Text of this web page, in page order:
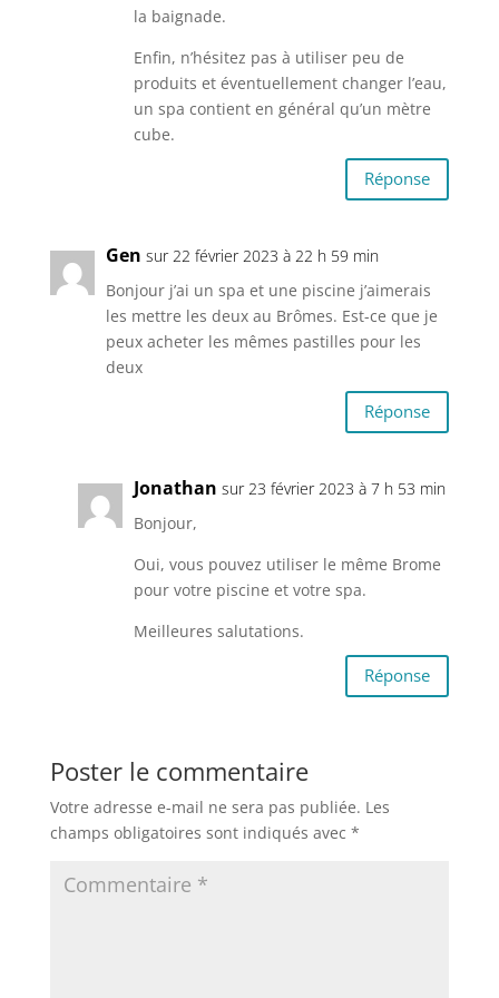
la baignade.
Enfin, n’hésitez pas à utiliser peu de
produits et éventuellement changer l’eau,
un spa contient en général qu’un mètre
cube.
Réponse
Gen sur 22 février 2023 à 22 h 59 min
Bonjour j’ai un spa et une piscine j’aimerais
les mettre les deux au Brômes. Est-ce que je
peux acheter les mêmes pastilles pour les
deux
Réponse
Jonathan sur 23 février 2023 à 7 h 53 min
Bonjour,
Oui, vous pouvez utiliser le même Brome
pour votre piscine et votre spa.
Meilleures salutations.
Réponse
Poster le commentaire
Votre adresse e-mail ne sera pas publiée. Les
champs obligatoires sont indiqués avec *